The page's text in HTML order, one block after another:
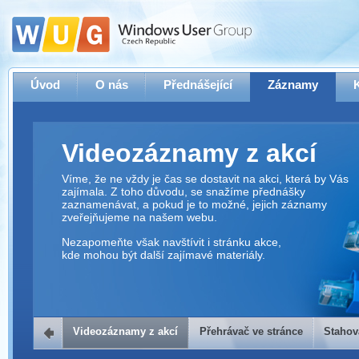
Úvod O nás Přednášející Záznamy
Videozáznamy z akcí
Víme, že ne vždy je čas se dostavit na akci, která by Vás
zajímala. Z toho důvodu, se snažíme přednášky
zaznamenávat, a pokud je to možné, jejich záznamy
zveřejňujeme na našem webu.
Nezapomeňte však navštívit i stránku akce,
kde mohou být další zajímavé materiály.
Přehrávač ve stránce
Videozáznamy z akcí Přehrávač ve stránce